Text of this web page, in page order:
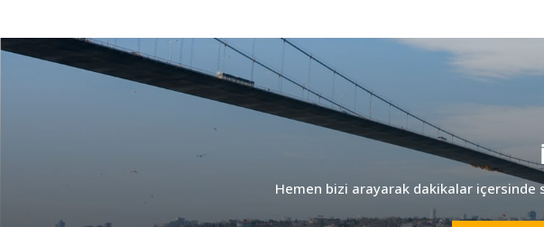
Hemen bizi arayarak dakikalar